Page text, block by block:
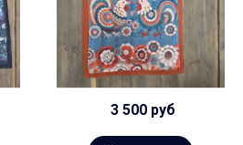
3 500 руб